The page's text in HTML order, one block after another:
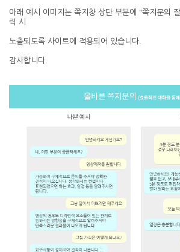
아래 예시 이미지는 쪽지창 상단 부분에 "쪽지문의
릭 시
노출되도록 사이트에 적용되어 있습니다.
감사합니다.